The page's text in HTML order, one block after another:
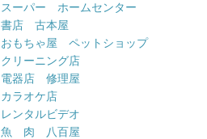
スーパー ホームセンター
書店 古本屋
おもちゃ屋 ペットショップ
クリーニング店
電器店 修理屋
カラオケ店
レンタルビデオ
魚 肉 八百屋